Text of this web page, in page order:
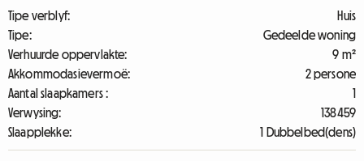
Tipe verblyf:
Huis
Tipe:
Gedeelde woning
Verhuurde oppervlakte:
9 m²
Akkommodasievermoë:
2 persone
Aantal slaapkamers :
1
Verwysing:
138459
Slaapplekke:
1 Dubbelbed(dens)